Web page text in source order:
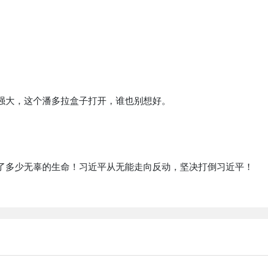
，这个潘多拉盒子打开，谁也别想好。
少无辜的生命！习近平从无能走向反动，坚决打倒习近平！